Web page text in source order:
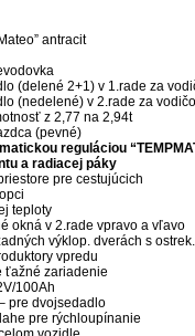
antracit
(delené 2+1) v 1.rade za
(nedelené) v 2.rade za
z 2,77 na 2,94t
(pevné)
reguláciou
a radiacej páky
pre cestujúcich
teploty
okná v 2.rade vpravo a vľavo
výklop. dverách s
vpredu
ťažné zariadenie
100Ah
pre dvojsedadlo
pre rýchloupínanie